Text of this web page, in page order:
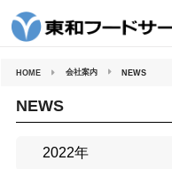
HOME 会社案内 NEWS
NEWS